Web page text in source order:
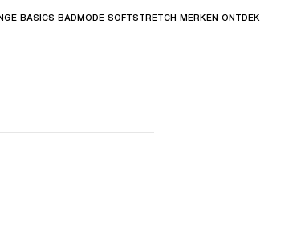
te openen en "Pijl omhoog" of "Escape"
BASICS BADMODE SOFTSTRETCH MERKEN ONTDEK